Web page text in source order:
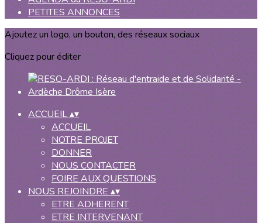
PETITES ANNONCES
Ajoutez un logo, un bouton, des réseaux sociaux
Cliquez pour éditer
ACCUEIL▴▾
ACCUEIL
NOTRE PROJET
DONNER
NOUS CONTACTER
FOIRE AUX QUESTIONS
NOUS REJOINDRE▴▾
ETRE ADHERENT
ETRE INTERVENANT